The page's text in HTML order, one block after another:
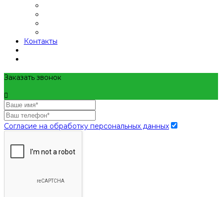
Контакты
Заказать звонок
Согласие на обработку персональных данных